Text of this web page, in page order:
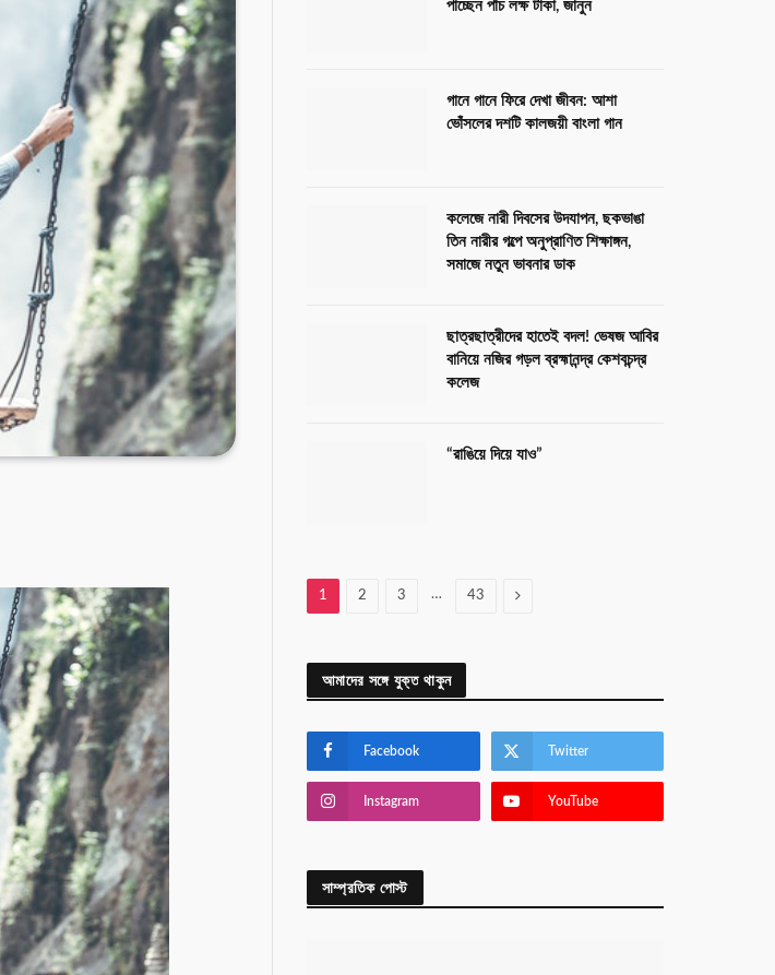
পাচ্ছেন পাঁচ লক্ষ টাকা, জানুন
গানে গানে ফিরে দেখা জীবন: আশা
ভোঁসলের দশটি কালজয়ী বাংলা গান
কলেজে নারী দিবসের উদযাপন, ছকভাঙা
তিন নারীর গল্পে অনুপ্রাণিত শিক্ষাঙ্গন,
সমাজে নতুন ভাবনার ডাক
ছাত্রছাত্রীদের হাতেই বদল! ভেষজ আবির
বানিয়ে নজির গড়ল ব্রহ্মানন্দ্র কেশবচন্দ্র
কলেজ
“রাঙিয়ে দিয়ে যাও”
1 2 3 … 43 Next
আমাদের সঙ্গে যুক্ত থাকুন
Facebook Twitter
Instagram YouTube
সাম্প্রতিক পোস্ট